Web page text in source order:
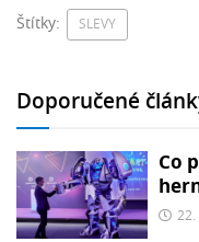
Štítky: SLEVY
Doporučené
Co
22.